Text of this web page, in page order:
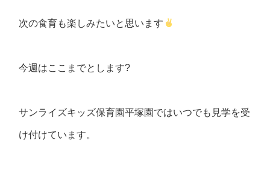
次の食育も楽しみたいと思います
今週はここまでとします?
サンライズキッズ保育園平塚園ではいつでも見学を受
け付けています。